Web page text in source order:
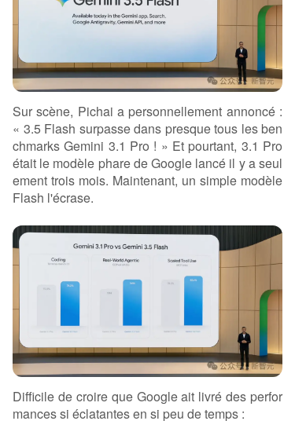
Sur scène, Pichai a personnellement annoncé :
« 3.5 Flash surpasse dans presque tous les ben
chmarks Gemini 3.1 Pro ! » Et pourtant, 3.1 Pro
était le modèle phare de Google lancé il y a seul
ement trois mois. Maintenant, un simple modèle
Flash l'écrase.
Difficile de croire que Google ait livré des perfor
mances si éclatantes en si peu de temps :